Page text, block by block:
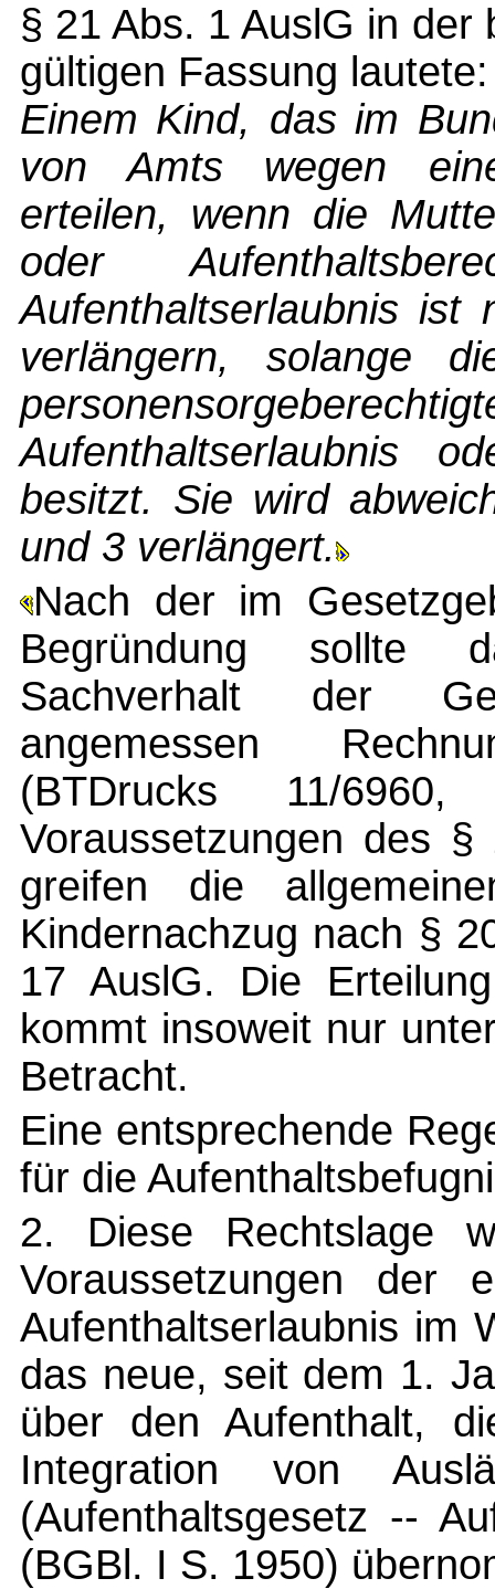
§ 21 Abs. 1 AuslG in
gültigen Fassung lautete:
Einem Kind, das im
von Amts wegen
erteilen, wenn die
oder
Aufenthaltserlaubnis
verlängern, solange
Aufenthaltserlaubnis
besitzt. Sie wird
und 3 verlängert.
Nach der im
Begründung sollte
Sachverhalt der
angemessen
(BTDrucks 11/
Voraussetzungen des
greifen die
Kindernachzug nach §
17 AuslG. Die
kommt insoweit nur
Betracht.
Eine entsprechende
für die
2. Diese Rechtslage
Voraussetzungen der
Aufenthaltserlaubnis im
das neue, seit dem 1.
über den Aufenthalt,
Integration von
(Aufenthaltsgesetz --
(BGBl. I S. 1950)